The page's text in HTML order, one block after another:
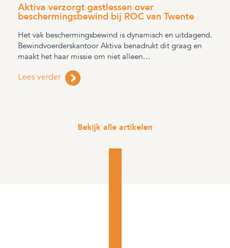
Aktiva verzorgt gastlessen over
beschermingsbewind bij ROC van Twente
Het vak beschermingsbewind is dynamisch en uitdagend.
Bewindvoerderskantoor Aktiva benadrukt dit graag en
maakt het haar missie om niet alleen…
Lees verder
Bekijk alle artikelen